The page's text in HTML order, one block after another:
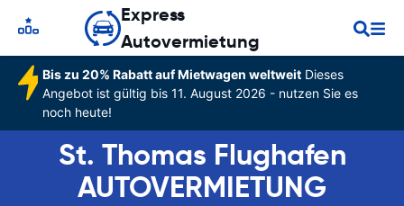
Express
Autovermietung
Bis zu 20% Rabatt auf Mietwagen weltweitDieses
Angebot ist gültig bis 11. August 2026 - nutzen Sie es
noch heute!
St. Thomas Flughafen
AUTOVERMIETUNG